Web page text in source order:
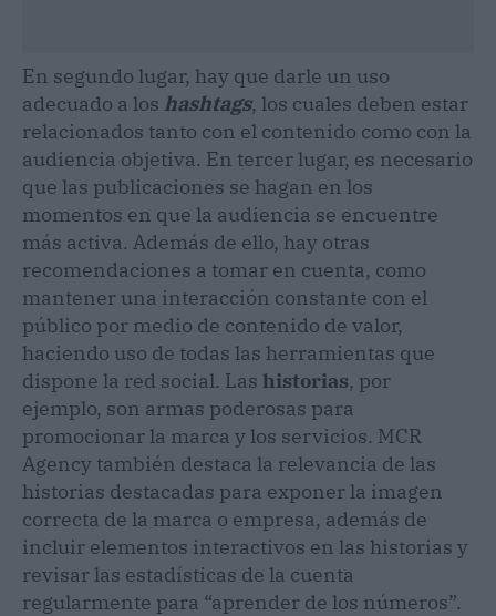
En segundo lugar, hay que darle un uso
adecuado a los hashtags, los cuales deben estar
relacionados tanto con el contenido como con la
audiencia objetiva. En tercer lugar, es necesario
que las publicaciones se hagan en los
momentos en que la audiencia se encuentre
más activa. Además de ello, hay otras
recomendaciones a tomar en cuenta, como
mantener una interacción constante con el
público por medio de contenido de valor,
haciendo uso de todas las herramientas que
dispone la red social. Las historias, por
ejemplo, son armas poderosas para
promocionar la marca y los servicios. MCR
Agency también destaca la relevancia de las
historias destacadas para exponer la imagen
correcta de la marca o empresa, además de
incluir elementos interactivos en las historias y
revisar las estadísticas de la cuenta
regularmente para “aprender de los números”.